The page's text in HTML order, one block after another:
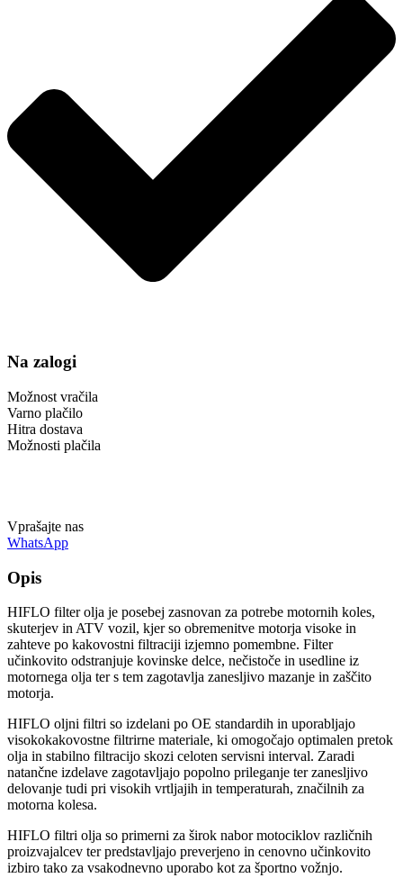
Na zalogi
Možnost vračila
Varno plačilo
Hitra dostava
Možnosti plačila
Vprašajte nas
WhatsApp
Opis
HIFLO filter olja je posebej zasnovan za potrebe motornih koles,
skuterjev in ATV vozil, kjer so obremenitve motorja visoke in
zahteve po kakovostni filtraciji izjemno pomembne. Filter
učinkovito odstranjuje kovinske delce, nečistoče in usedline iz
motornega olja ter s tem zagotavlja zanesljivo mazanje in zaščito
motorja.
HIFLO oljni filtri so izdelani po OE standardih in uporabljajo
visokokakovostne filtrirne materiale, ki omogočajo optimalen pretok
olja in stabilno filtracijo skozi celoten servisni interval. Zaradi
natančne izdelave zagotavljajo popolno prileganje ter zanesljivo
delovanje tudi pri visokih vrtljajih in temperaturah, značilnih za
motorna kolesa.
HIFLO filtri olja so primerni za širok nabor motociklov različnih
proizvajalcev ter predstavljajo preverjeno in cenovno učinkovito
izbiro tako za vsakodnevno uporabo kot za športno vožnjo.